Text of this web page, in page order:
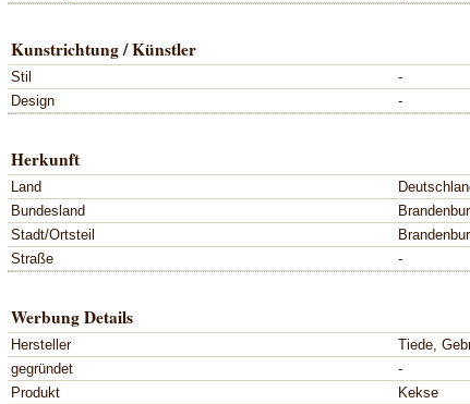
Kunstrichtung / Künstler
Stil
-
Design
-
Herkunft
Land
Bundesland
Stadt/Ortsteil
Straße
-
Werbung Details
Hersteller
Tiede,
gegründet
-
Produkt
Kekse